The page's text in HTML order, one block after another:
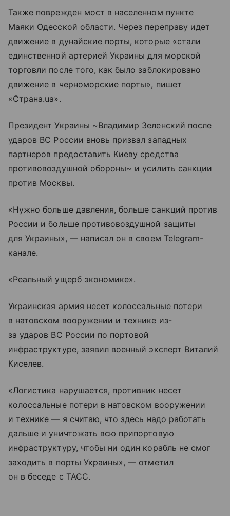
Также поврежден мост в населенном пункте
Маяки Одесской области. Через переправу идет
движение в дунайские порты, которые «стали
единственной артерией Украины для морской
торговли после того, как было заблокировано
движение в черноморские порты», пишет
«Страна.ua».
Президент Украины ~Владимир Зеленский после
ударов ВС России вновь призвал западных
партнеров предоставить Киеву средства
противовоздушной обороны~ и усилить санкции
против Москвы.
«Нужно больше давления, больше санкций против
России и больше противовоздушной защиты
для Украины», — написал он в своем Telegram-
канале.
«Реальный ущерб экономике».
Украинская армия несет колоссальные потери
в натовском вооружении и технике из-
за ударов ВС России по портовой
инфраструктуре, заявил военный эксперт Виталий
Киселев.
«Логистика нарушается, противник несет
колоссальные потери в натовском вооружении
и технике — я считаю, что здесь надо работать
дальше и уничтожать всю припортовую
инфраструктуру, чтобы ни один корабль не смог
заходить в порты Украины», — отметил
он в беседе с ТАСС.